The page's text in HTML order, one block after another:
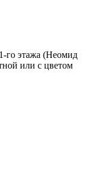
го этажа (Неомид
или с цветом